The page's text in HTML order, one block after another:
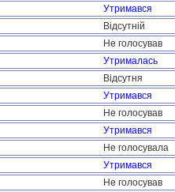
Утримався
Відсутній
Не голосував
Утрималась
Відсутня
Утримався
Не голосував
Утримався
Не голосувала
Утримався
Не голосував